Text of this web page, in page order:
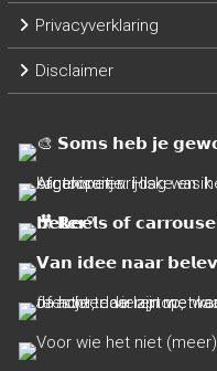
Privacyverklaring
Disclaimer